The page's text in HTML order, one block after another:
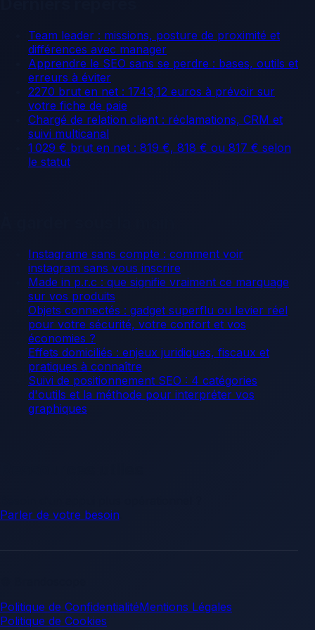
Team leader : missions, posture de proximité et
différences avec manager
Apprendre le SEO sans se perdre : bases, outils et
erreurs à éviter
2270 brut en net : 1743,12 euros à prévoir sur
votre fiche de paie
Chargé de relation client : réclamations, CRM et
suivi multicanal
1 029 € brut en net : 819 €, 818 € ou 817 € selon
le statut
Instagrame sans compte : comment voir
instagram sans vous inscrire
Made in p.r.c : que signifie vraiment ce marquage
sur vos produits
Objets connectés : gadget superflu ou levier réel
pour votre sécurité, votre confort et vos
économies ?
Effets domiciliés : enjeux juridiques, fiscaux et
pratiques à connaître
Suivi de positionnement SEO : 4 catégories
d'outils et la méthode pour interpréter vos
graphiques
Parler de votre besoin
Politique de ConfidentialitéMentions Légales
Politique de Cookies